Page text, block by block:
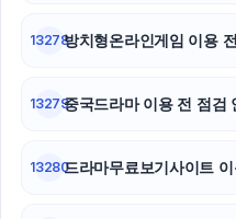
13278방치형온라인게임 이용
13279중국드라마 이용 전 점
13280드라마무료보기사이트